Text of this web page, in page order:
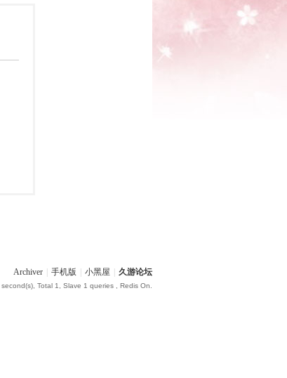
Archiver
手机版 小黑屋 久游论坛
Total 1, Slave 1 queries , Redis On.